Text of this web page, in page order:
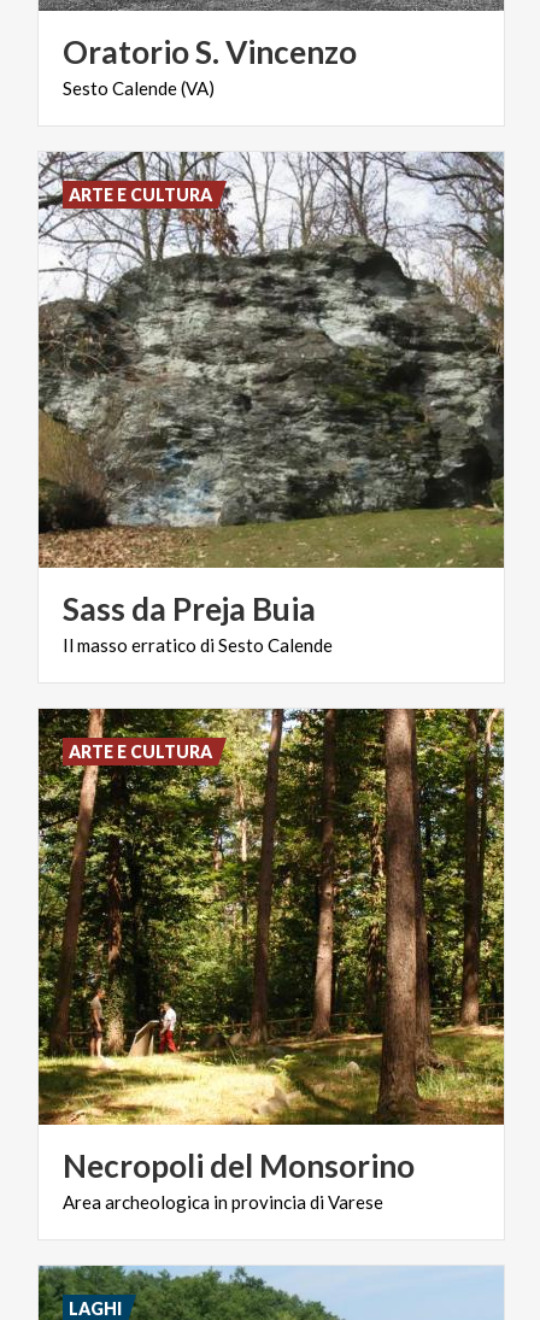
OratorioS.Vincenzo
Sesto Calende(VA)
Sass da Preja Buia
Ilmasso erratico diSesto Calende
ARTE E CULTURA
Necropoli del Monsorino
Areaarcheologica inprovinciadiVarese
ARTE E CULTURA
LAGHI